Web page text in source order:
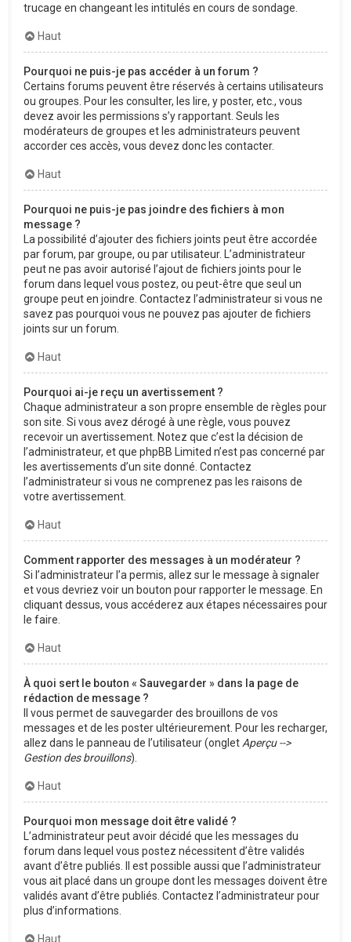
trucage en changeant les intitulés en cours de sondage.
Haut
Pourquoi ne puis-je pas accéder à un forum ?
Certains forums peuvent être réservés à certains utilisateurs
ou groupes. Pour les consulter, les lire, y poster, etc., vous
devez avoir les permissions s’y rapportant. Seuls les
modérateurs de groupes et les administrateurs peuvent
accorder ces accès, vous devez donc les contacter.
Haut
Pourquoi ne puis-je pas joindre des fichiers à mon
message ?
La possibilité d’ajouter des fichiers joints peut être accordée
par forum, par groupe, ou par utilisateur. L’administrateur
peut ne pas avoir autorisé l’ajout de fichiers joints pour le
forum dans lequel vous postez, ou peut-être que seul un
groupe peut en joindre. Contactez l’administrateur si vous ne
savez pas pourquoi vous ne pouvez pas ajouter de fichiers
joints sur un forum.
Haut
Pourquoi ai-je reçu un avertissement ?
Chaque administrateur a son propre ensemble de règles pour
son site. Si vous avez dérogé à une règle, vous pouvez
recevoir un avertissement. Notez que c’est la décision de
l’administrateur, et que phpBB Limited n’est pas concerné par
les avertissements d’un site donné. Contactez
l’administrateur si vous ne comprenez pas les raisons de
votre avertissement.
Haut
Comment rapporter des messages à un modérateur ?
Si l’administrateur l’a permis, allez sur le message à signaler
et vous devriez voir un bouton pour rapporter le message. En
cliquant dessus, vous accéderez aux étapes nécessaires pour
le faire.
Haut
À quoi sert le bouton « Sauvegarder » dans la page de
rédaction de message ?
Il vous permet de sauvegarder des brouillons de vos
messages et de les poster ultérieurement. Pour les recharger,
allez dans le panneau de l’utilisateur (onglet Aperçu -->
Gestion des brouillons).
Haut
Pourquoi mon message doit être validé ?
L’administrateur peut avoir décidé que les messages du
forum dans lequel vous postez nécessitent d’être validés
avant d’être publiés. Il est possible aussi que l’administrateur
vous ait placé dans un groupe dont les messages doivent être
validés avant d’être publiés. Contactez l’administrateur pour
plus d’informations.
Haut